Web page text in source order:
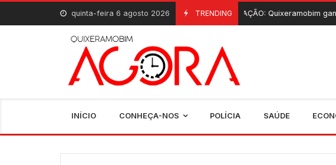
Skip
content
quinta-feira 6 agosto 2026 TRENDING
6 De Agosto, 2026 INAUGURAÇÃO: Quixeramobim ganha novo
INÍCIO CONHEÇA-NOS POLÍCIA SAÚDE